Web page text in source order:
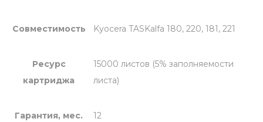
Совместимость Kyocera TASKalfa 180, 220, 181, 221
Ресурс
картриджа
15000 листов (5% заполняемости
листа)
Гарантия, мес. 12